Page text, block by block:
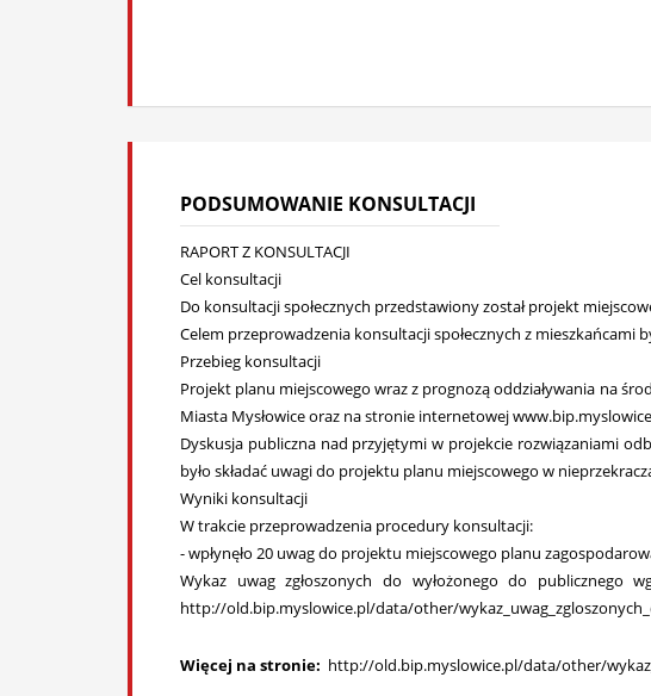
PODSUMOWANIE KONSULTACJI
RAPORT Z KONSULTACJI
Cel konsultacji
Do konsultacji społecznych przedstawiony został projekt
Celem przeprowadzenia konsultacji społecznych z mieszkańcami
Przebieg konsultacji
Projekt planu miejscowego wraz z prognozą oddziaływania na
Miasta Mysłowice oraz na stronie internetowej
Dyskusja publiczna nad przyjętymi w projekcie rozwiązaniami
było składać uwagi do projektu planu miejscowego w
Wyniki konsultacji
W trakcie przeprowadzenia procedury konsultacji:
- wpłynęło 20 uwag do projektu miejscowego planu
Wykaz uwag zgłoszonych do wyłożonego do publicznego
http://old.bip.myslowice.pl/data/other/
Więcej na stronie: http://old.bip.myslowice.pl/data/other/